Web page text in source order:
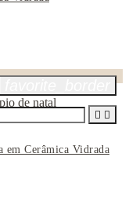
em Cerâmica Vidrada
 